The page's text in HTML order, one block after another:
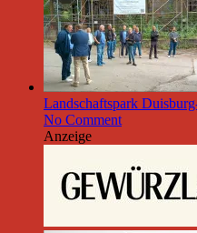
Landschaftspark
No Comment
Anzeige